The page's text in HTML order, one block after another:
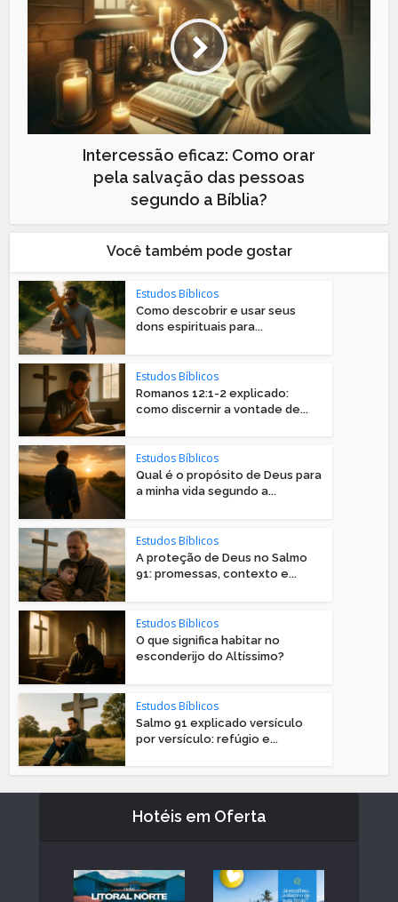
Intercessão eficaz: Como orar
pela salvação das pessoas
segundo a Bíblia?
Você também pode gostar
Estudos Bíblicos
Como descobrir e usar seus
dons espirituais para...
Estudos Bíblicos
Romanos 12:1-2 explicado:
como discernir a vontade de...
Estudos Bíblicos
Qual é o propósito de Deus para
a minha vida segundo a...
Estudos Bíblicos
A proteção de Deus no Salmo
91: promessas, contexto e...
Estudos Bíblicos
O que significa habitar no
esconderijo do Altíssimo?
Estudos Bíblicos
Salmo 91 explicado versículo
por versículo: refúgio e...
Hotéis em Oferta